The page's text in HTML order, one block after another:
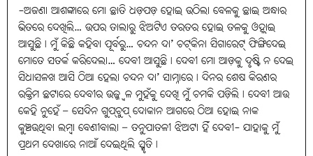
-ଅଜଣା ଆଶଙ୍କାରେ ମୋ ଛାତି ଧଡ଼ପଡ଼ ହୋଇ ଉଠିଲା ବେଳକୁ ଛାଇ ଅନ୍ଧାର
ଭିତରେ ଦେଖିଲି… ଉପର ତାଲାରୁ ଝିଅଟିଏ ତରତର ହୋଇ ତଳକୁ ଓହ୍ଲାଇ
ଆସୁଛି। ମୁଁ କିଛି କହିବା ପୂର୍ବରୁ… ଚନ୍ଦନ ଦା’ ଚଟ୍‌କିନା ସିଗାରେଟ୍‌ ଫିଙ୍ଗିଦେଇ
ମୋତେ ସତର୍କ କରିଦେଲା… ଦେବୀ ଆସୁଛି। ଦେବୀ ମୋ ଆଡ଼କୁ ଦୃଷ୍ଟି ନ ଦେଇ
ସିଧାସଳଖ ଆସି ଠିଆ ହେଲା ଚନ୍ଦନ ଦା’ ସାମ୍ନାରେ। ଦିନର ଶେଷ କିରଣର
ରକ୍ତିମ ଛଟାରେ ଦେବୀର ଉଜ୍ଜ୍ବଳ ମୁହଁକୁ ଦେଖି ମୁଁ ଚମକି ପଡ଼ିଲି। ଦେବୀ ଆଉ
କେହି ନୁହେଁ – ସେଦିନ ଗୁପ୍‌ଚୁପ୍‌ ଦୋକାନ ଆଗରେ ଠିଆ ହୋଇ ନାକ
କୁଞ୍ଚଉଥିବା ଲମ୍ବା ବେଣୀବାଲା – ତନୁପାତଳୀ ଝିଅଟା ହିଁ ଦେବୀ- ଯାହାକୁ ମୁଁ
ପ୍ରଥମ ଦେଖାରେ ନାଆଁ ଦେଇଥିଲି ସ୍ମୃତି।